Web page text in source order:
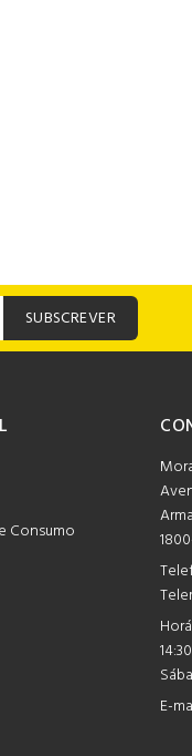
SUBSCREVER
Consumo
E-